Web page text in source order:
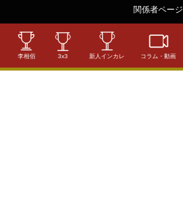
関係者ページ
李相佰 3x3 新人インカレ コラム・動画